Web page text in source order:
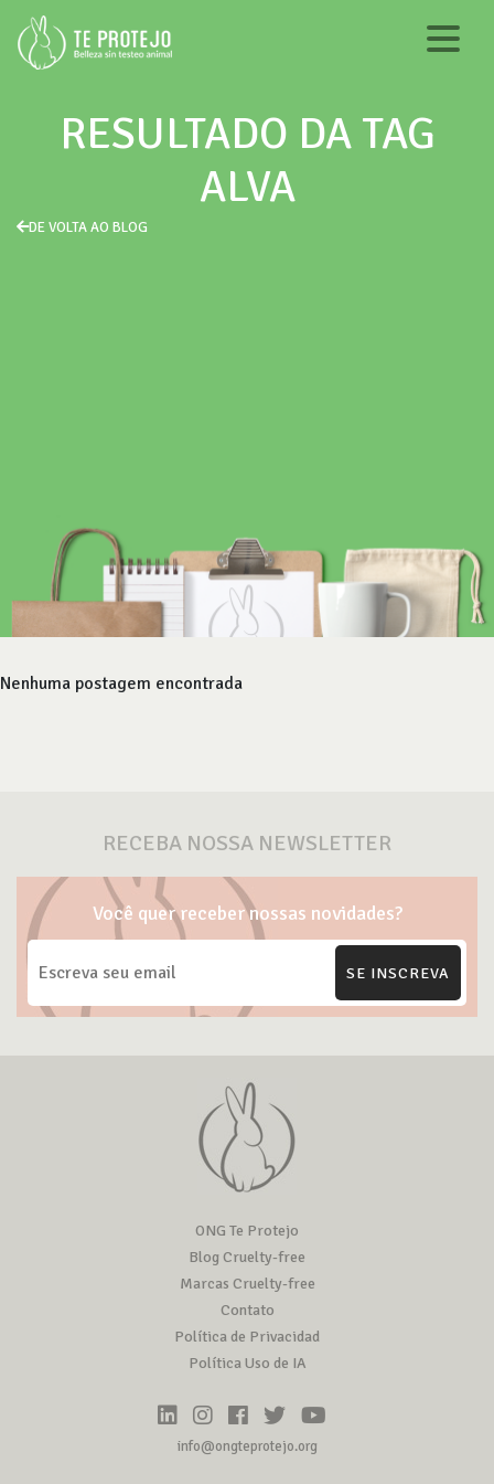
RESULTADO DA TAG
ALVA
DE VOLTA AO BLOG
Nenhuma postagem encontrada
RECEBA NOSSA NEWSLETTER
Você quer receber nossas novidades?
SE INSCREVA
ONG Te Protejo
Blog Cruelty-free
Marcas Cruelty-free
Contato
Política de Privacidad
Política Uso de IA
info@ongteprotejo.org